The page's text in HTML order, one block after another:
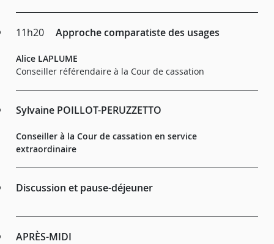
11h20 Approche comparatiste des usages
Alice LAPLUME
Conseiller référendaire à la Cour de cassation
Sylvaine POILLOT-PERUZZETTO
Conseiller à la Cour de cassation en service
extraordinaire
Discussion et pause-déjeuner
APRÈS-MIDI